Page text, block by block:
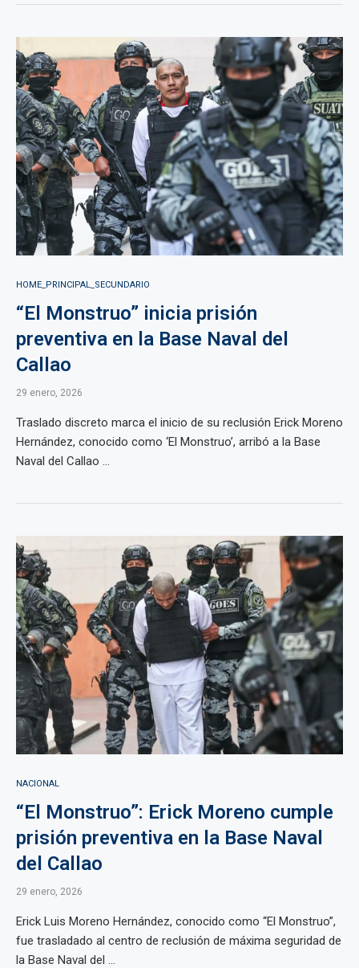
HOME_PRINCIPAL_SECUNDARIO
“El Monstruo” inicia prisión
preventiva en la Base Naval del
Callao
29 enero, 2026
Traslado discreto marca el inicio de su reclusión Erick Moreno
Hernández, conocido como ‘El Monstruo’, arribó a la Base
Naval del Callao ...
NACIONAL
“El Monstruo”: Erick Moreno cumple
prisión preventiva en la Base Naval
del Callao
29 enero, 2026
Erick Luis Moreno Hernández, conocido como “El Monstruo”,
fue trasladado al centro de reclusión de máxima seguridad de
la Base Naval del ...